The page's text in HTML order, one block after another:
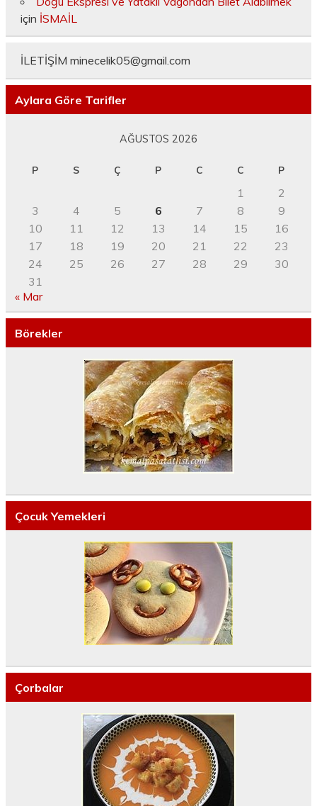
için İSMAİL
İLETİŞİM minecelik05@gmail.com
Aylara Göre Tarifler
AĞUSTOS 2026
P S Ç P C C P
1
2
3
4 5 6 7 8
9
10
11 12 13 14 15
16
17
18 19 20 21 22
23
24
25 26 27 28 29
30
31
« Mar
Börekler
Çocuk Yemekleri
Çorbalar